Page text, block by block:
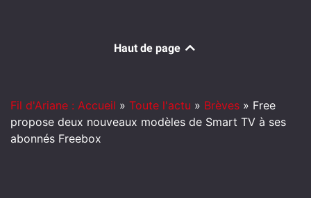
Haut de page
Fil d'Ariane : Accueil » Toute l'actu » Brèves » Free
propose deux nouveaux modèles de Smart TV à ses
abonnés Freebox